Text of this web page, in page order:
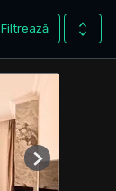
Filtrează
Next